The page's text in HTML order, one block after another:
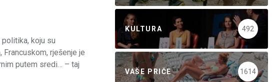
koju su
rješenje je
putem sredi… – taj
KULTURA 492
VAŠE PRIČE 1614